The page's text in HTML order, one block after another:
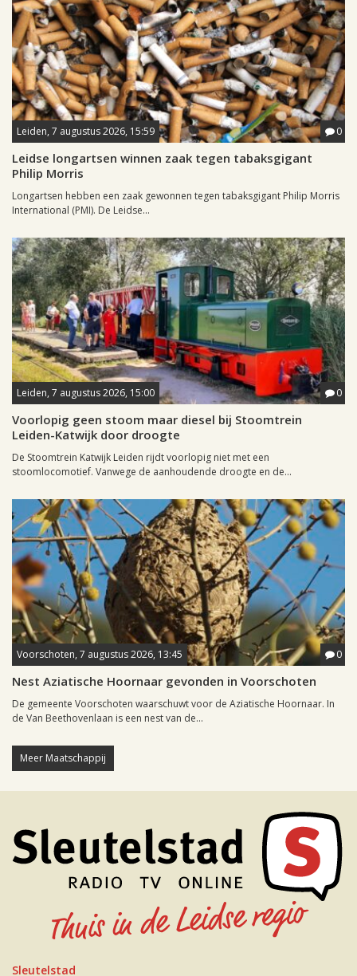
Leiden, 7 augustus 2026, 15:59 0
Leidse longartsen winnen zaak tegen tabaksgigant
Philip Morris
Longartsen hebben een zaak gewonnen tegen tabaksgigant Philip Morris
International (PMI). De Leidse...
Leiden, 7 augustus 2026, 15:00 0
Voorlopig geen stoom maar diesel bij Stoomtrein
Leiden-Katwijk door droogte
De Stoomtrein Katwijk Leiden rijdt voorlopig niet met een
stoomlocomotief. Vanwege de aanhoudende droogte en de...
Voorschoten, 7 augustus 2026, 13:45 0
Nest Aziatische Hoornaar gevonden in Voorschoten
De gemeente Voorschoten waarschuwt voor de Aziatische Hoornaar. In
de Van Beethovenlaan is een nest van de...
Meer Maatschappij
Sleutelstad